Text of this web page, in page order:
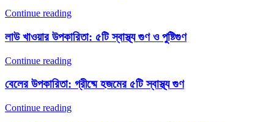
Continue reading
লাউ খাওয়ার উপকারিতা: ৫টি স্বাস্থ্য গুণ ও পুষ্টিগুণ
Continue reading
বেলের উপকারিতা: গ্রীষ্মে হজমের ৫টি স্বাস্থ্য গুণ
Continue reading